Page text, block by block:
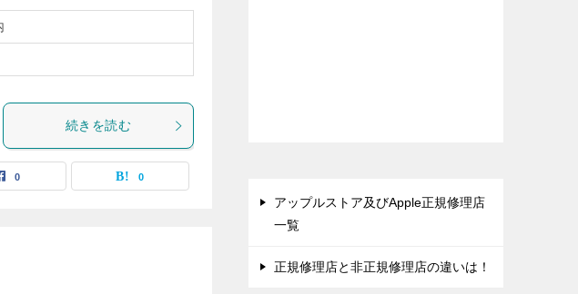
続きを読む
0 0
アップルストア及びApple正規修理店
一覧
正規修理店と非正規修理店の違いは！